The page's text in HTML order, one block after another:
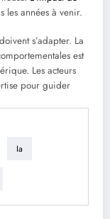
les années à venir.
s’adapter. La
est
Les acteurs
pour guider
Ia